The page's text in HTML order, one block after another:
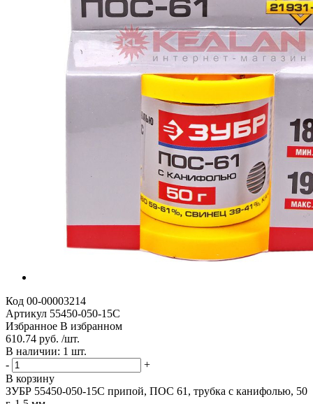
Код 00-00003214
Артикул 55450-050-15C
Избранное В избранном
610.74 руб. /шт.
В наличии: 1 шт.
-
+
В корзину
ЗУБР 55450-050-15C припой, ПОС 61, трубка с канифолью, 50